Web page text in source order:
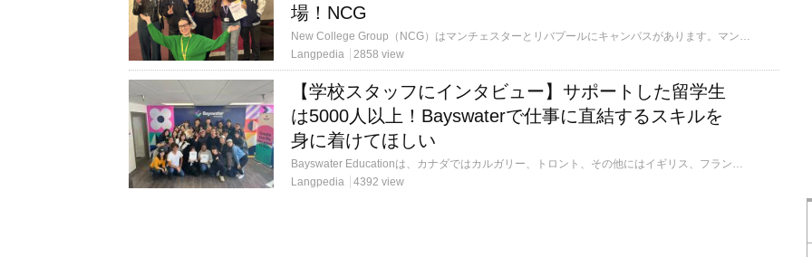
場！NCG
New College Group（NCG）はマンチェスターとリバプールにキャンパスがあります。マンチェスター・ユナイテッドやマンチェスター・シティ、リバプールFCといった世界的に有名なサッカーチームの本拠地としても知られています。マンチェスターもリバプールも、名門大学がある学術都市でありながら、リバプールは、「ザ・ビートルズ」誕生の地として世界中の音楽ファンを魅了する街でもあります。どちらのキャンパスでも、日本人はごくわずかです。国際色豊かな環境で英語を学びながら、イギリス文化を肌で感じることができます。
Langpedia
2858 view
【学校スタッフにインタビュー】サポートした留学生
は5000人以上！Bayswaterで仕事に直結するスキルを
身に着けてほしい
Bayswater Educationは、カナダではカルガリー、トロント、その他にはイギリス、フランス、キプロス、南アフリカにも校舎を持つ大規模語学学校グループです。約75年の歴史を持ち、世界各国からの留学生に質の高いコースや個別指導、オンラインプラットフォームでの学習進捗管理と教師からのアドバイス、プロフェッショナルコースやユニークなアクティビティを提供し、学習に集中できる環境を整えている学校です。 教育業界歴20年、バンクーバー在住の学校スタッフにインタビューしました。
Langpedia
4392 view